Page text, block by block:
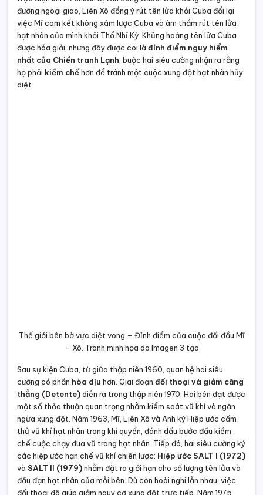
đường ngoại giao, Liên Xô đồng ý rút tên lửa khỏi Cuba đổi lại
việc Mĩ cam kết không xâm lược Cuba và âm thầm rút tên lửa
hạt nhân của mình khỏi Thổ Nhĩ Kỳ. Khủng hoảng tên lửa Cuba
được hóa giải, nhưng đây được coi là đỉnh điểm nguy hiểm
nhất của Chiến tranh Lạnh , buộc hai siêu cường nhận ra rằng
họ phải kiềm chếhơn để tránh một cuộc xung đột hạt nhân hủy
diệt.
Thế giới bên bờ vực diệt vong – Đỉnh điểm của cuộc đối đầu Mĩ
– Xô. Tranh minh họa do Imagen 3 tạo
Sau sự kiện Cuba, từ giữa thập niên 1960, quan hệ hai siêu
cường có phần hòa dịu hơn. Giai đoạn đối thoại và giảm căng
thẳng (Detente)diễn ra trong thập niên 1970. Hai bên đạt được
một số thỏa thuận quan trọng nhằm kiểm soát vũ khí và ngăn
ngừa xung đột. Năm 1963, Mĩ, Liên Xô và Anh ký Hiệp ước cấm
thử vũ khí hạt nhân trong khí quyển, đánh dấu bước đầu kiềm
chế cuộc chạy đua vũ trang hạt nhân. Tiếp đó, hai siêu cường ký
các hiệp ước hạn chế vũ khí chiến lược: Hiệp ước SALT I (1972)
và SALT II (1979)nhằm đặt ra giới hạn cho số lượng tên lửa và
đầu đạn hạt nhân của mỗi bên. Dù còn hoài nghi lẫn nhau, việc
đối thoại đã giúp giảm nguy cơ xung đột trực tiếp. Năm 1975,